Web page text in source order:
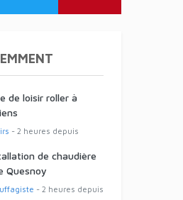
de loisir roller à
- 2 heures depuis
de chaudière
Quesnoy
- 2 heures depuis